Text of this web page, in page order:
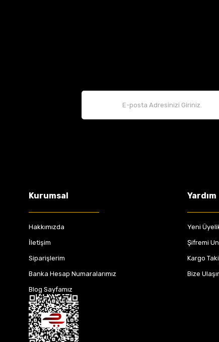
Kurumsal
Hakkımızda
İletişim
Siparişlerim
Banka Hesap Numaralarımız
Blog Sayfamız
Yardım
Yeni
Şifremi
Kargo
Bize